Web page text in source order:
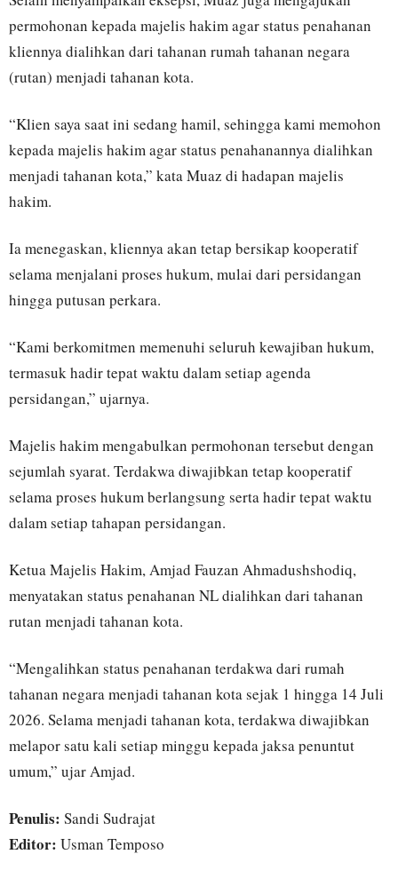
permohonan kepada majelis hakim agar status penahanan
kliennya dialihkan dari tahanan rumah tahanan negara
(rutan) menjadi tahanan kota.
“Klien saya saat ini sedang hamil, sehingga kami memohon
kepada majelis hakim agar status penahanannya dialihkan
menjadi tahanan kota,” kata Muaz di hadapan majelis
hakim.
Ia menegaskan, kliennya akan tetap bersikap kooperatif
selama menjalani proses hukum, mulai dari persidangan
hingga putusan perkara.
“Kami berkomitmen memenuhi seluruh kewajiban hukum,
termasuk hadir tepat waktu dalam setiap agenda
persidangan,” ujarnya.
Majelis hakim mengabulkan permohonan tersebut dengan
sejumlah syarat. Terdakwa diwajibkan tetap kooperatif
selama proses hukum berlangsung serta hadir tepat waktu
dalam setiap tahapan persidangan.
Ketua Majelis Hakim, Amjad Fauzan Ahmadushshodiq,
menyatakan status penahanan NL dialihkan dari tahanan
rutan menjadi tahanan kota.
“Mengalihkan status penahanan terdakwa dari rumah
tahanan negara menjadi tahanan kota sejak 1 hingga 14 Juli
2026. Selama menjadi tahanan kota, terdakwa diwajibkan
melapor satu kali setiap minggu kepada jaksa penuntut
umum,” ujar Amjad.
Penulis: Sandi Sudrajat
Editor: Usman Temposo